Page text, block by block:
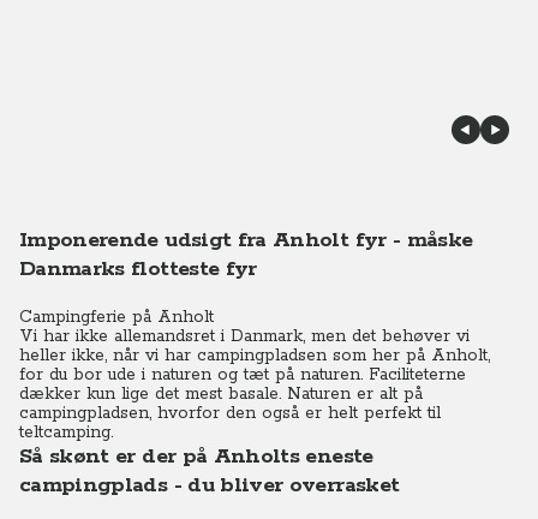
Imponerende udsigt fra Anholt fyr - måske
Danmarks flotteste fyr
Campingferie på Anholt
Vi har ikke allemandsret i Danmark, men det behøver vi
heller ikke, når vi har campingpladsen som her på Anholt,
for du bor ude i naturen og tæt på naturen. Faciliteterne
dækker kun lige det mest basale. Naturen er alt på
campingpladsen, hvorfor den også er helt perfekt til
teltcamping.
Så skønt er der på Anholts eneste
campingplads - du bliver overrasket